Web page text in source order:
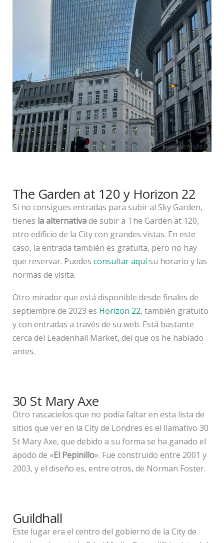
The Garden at 120 y Horizon 22
Si no consigues entradas para subir al Sky Garden,
tienes la alternativade subir a The Garden at 120,
otro edificio de la City con grandes vistas. En este
caso, la entrada también es gratuita, pero no hay
que reservar. Puedes consultar aquísu horario y las
normas de visita.
Otro mirador que está disponible desde finales de
septiembre de 2023 es Horizon 22, también gratuito
y con entradas a través de su web. Está bastante
cerca del Leadenhall Market, del que os he hablado
antes.
30 St Mary Axe
Otro rascacielos que no podía faltar en esta lista de
sitios que ver en la City de Londres es el llamativo 30
St Mary Axe, que debido a su forma se ha ganado el
apodo de «El Pepinillo». Fue construido entre 2001 y
2003, y el diseño es, entre otros, de Norman Foster.
Guildhall
Este lugar era el centro del gobierno de la City de